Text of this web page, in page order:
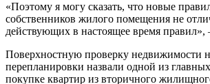
«Поэтому я могу сказать, что новые
собственников жилого помещения не
действующих в настоящее время правил»,
Поверхностную проверку недвижимости
перепланировки назвали одной из
покупке квартир из вторичного